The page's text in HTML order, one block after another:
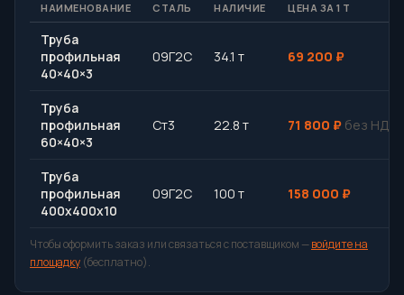
НАИМЕНОВАНИЕ СТАЛЬ НАЛИЧИЕ ЦЕНА ЗА 1 Т
Труба
профильная
40×40×3
09Г2С 34.1 т 69 200 ₽
Труба
профильная
60×40×3
Ст3 22.8 т 71 800 ₽ без НДС
Труба
профильная
400х400х10
09Г2С 100 т 158 000 ₽
Чтобы оформить заказ или связаться с поставщиком —войдите на
площадку (бесплатно).